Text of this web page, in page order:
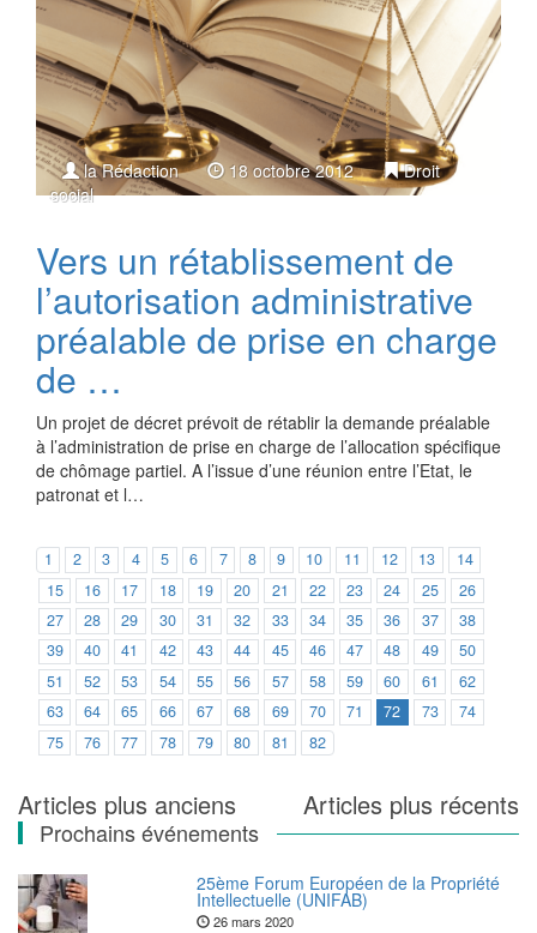
la Rédaction 18 octobre 2012
Droit
social
Vers un rétablissement de
l’autorisation administrative
préalable de prise en charge
de …
Un projet de décret prévoit de rétablir la demande préalable
à l’administration de prise en charge de l’allocation spécifique
de chômage partiel. A l’issue d’une réunion entre l’Etat, le
patronat et l…
1 2 3 4 5 6 7 8 9 10 11 12 13
14
15
16 17 18 19 20 21 22 23 24 25
26
27
28 29 30 31 32 33 34 35 36 37
38
39
40 41 42 43 44 45 46 47 48 49
50
51
52 53 54 55 56 57 58 59 60 61
62
63
64 65 66 67 68 69 70 71 72 73
74
75
76 77 78 79 80 81 82
Navigation
des
articles
Articles plus anciens Articles plus récents
Prochains événements
25ème Forum Européen de la Propriété
Intellectuelle (UNIFAB)
26 mars 2020